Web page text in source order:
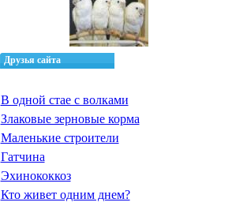
Друзья сайта
В одной стае с волками
Злаковые зерновые корма
Маленькие строители
Гатчина
Эхинококкоз
Кто живет одним днем?